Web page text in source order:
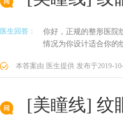
医生回答：
你好，正规的整形医院
情况为你设计适合你的
本答案由 医生提供 发布于2019-
[美瞳线] 纹